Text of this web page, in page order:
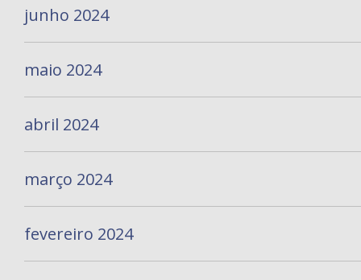
junho 2024
maio 2024
abril 2024
março 2024
fevereiro 2024